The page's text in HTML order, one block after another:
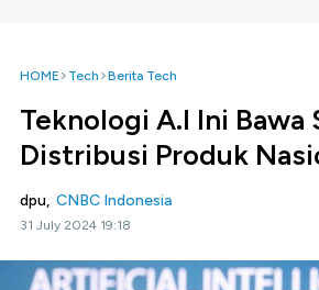
HOME Tech Berita Tech
Teknologi A.I Ini Bawa
Distribusi Produk
dpu, CNBC Indonesia
31 July 2024 19:18